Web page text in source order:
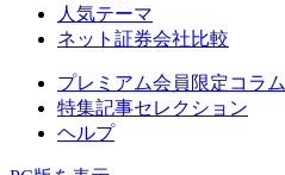
人気テーマ
ネット証券会社比較
プレミアム会員限定コラム
特集記事セレクション
ヘルプ